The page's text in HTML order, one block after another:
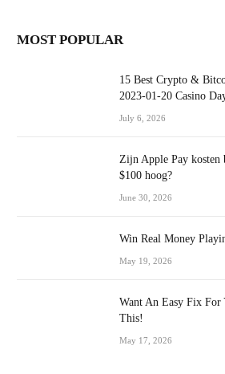
MOST POPULAR
15 Best Crypto &
2023-01-20 Casino
July 6, 2026
Zijn Apple Pay kosten
$100 hoog?
June 30, 2026
Win Real Money
May 19, 2026
Want An Easy Fix
This!
May 17, 2026